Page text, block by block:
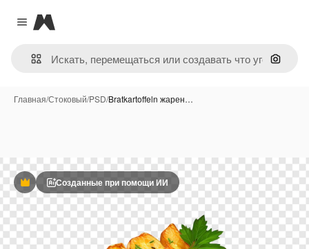
Close menu
Magnific
Поиск
Главная/Стоковый/PSD/Bratkartoffeln жарен…
ПремиумСозданные при помощи ИИ